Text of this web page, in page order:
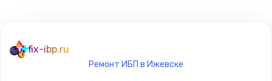
Ремонт разъема питания
fix-ibp.ru
Ремонт ИБП в Ижевске